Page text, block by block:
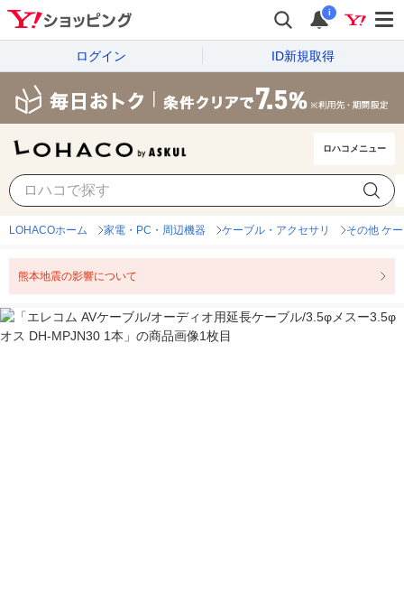
i
ログイン ID新規取得
ロハコメニュー
LOHACOホーム 家電・PC・周辺機器 ケーブル・アクセサリ その他 ケ
熊本地震の影響について